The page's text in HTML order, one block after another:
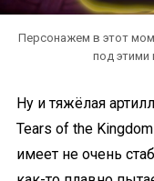
Персонажем в этот
под этими
Ну и тяжёлая
Tears of the
имеет не очень